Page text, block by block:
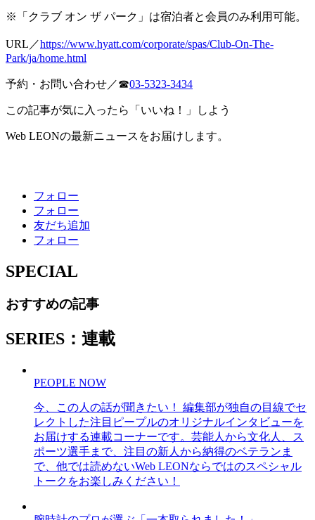
※「クラブ オン ザ パーク」は宿泊者と会員のみ利用可能。
URL／https://www.hyatt.com/corporate/spas/Club-On-The-
Park/ja/home.html
予約・お問い合わせ／☎︎03-5323-3434
この記事が気に入ったら「いいね！」しよう
Web LEONの最新ニュースをお届けします。
フォロー
フォロー
友だち追加
フォロー
SPECIAL
おすすめの記事
SERIES：連載
PEOPLE NOW
今、この人の話が聞きたい！ 編集部が独自の目線でセ
レクトした注目ピープルのオリジナルインタビューを
お届けする連載コーナーです。芸能人から文化人、ス
ポーツ選手まで、注目の新人から納得のベテランま
で、他では読めないWeb LEONならではのスペシャル
トークをお楽しみください！